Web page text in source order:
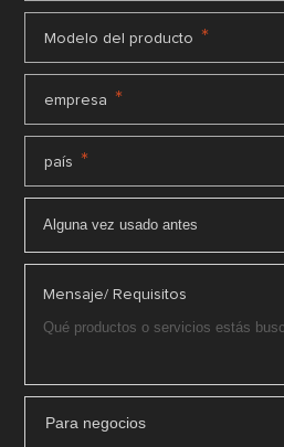
Modelo del producto *
empresa *
país *
Mensaje/ Requisitos
Para negocios